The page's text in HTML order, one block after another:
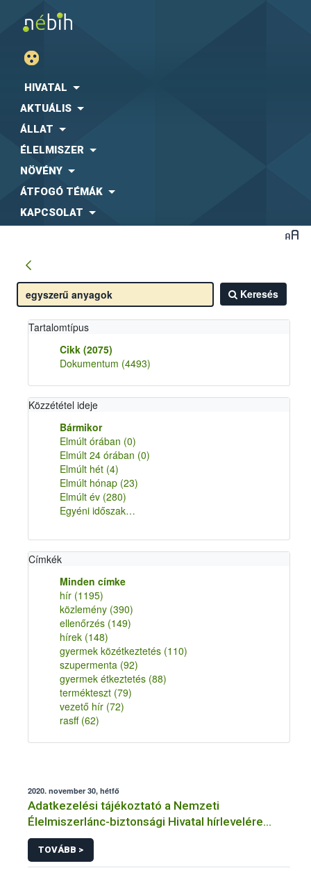
HIVATAL
AKTUÁLIS
ÁLLAT
ÉLELMISZER
NÖVÉNY
ÁTFOGÓ TÉMÁK
KAPCSOLAT
Keresés
Tartalomtípus
Cikk (2075)
Dokumentum (4493)
Közzététel ideje
Bármikor
Elmúlt órában (0)
Elmúlt 24 órában (0)
Elmúlt hét (4)
Elmúlt hónap (23)
Elmúlt év (280)
Egyéni időszak…
Címkék
Minden címke
hír (1195)
közlemény (390)
ellenőrzés (149)
hírek (148)
gyermek közétkeztetés (110)
szupermenta (92)
gyermek étkeztetés (88)
termékteszt (79)
vezető hír (72)
rasff (62)
2020. november 30, hétfő
Adatkezelési tájékoztató a Nemzeti
Élelmiszerlánc-biztonsági Hivatal hírlevelére
történő regisztrációhoz kapcsolódó
adatkezelések vonatkozásában
TOVÁBB >